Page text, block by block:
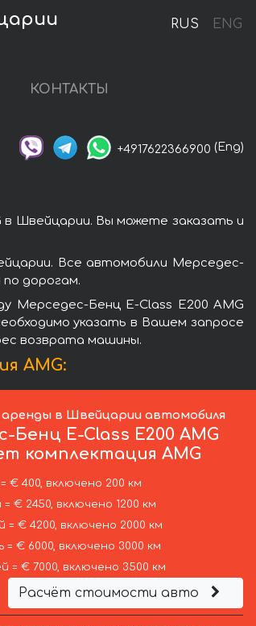
RUS ENG
КОНТАКТЫ
+4917622366900 (Eng)
Швейцарии. Вы можете заказать и
Все автомобили Мерседес-
дорогам.
Мерседес-Бенц E-Class E200 AMG
указать в Вашем запросе
возврата машины.
AMG:
в Швейцарии автомобиля
Бенц E-Class E200 AMG
комплектация AMG
€ 400, включено 200 км
€ 2450, включено 1200 км
= € 4200, включено 2000 км
= € 6000, включено 3000 км
= € 7000, включено 3500 км
Расчёт стоимости авто